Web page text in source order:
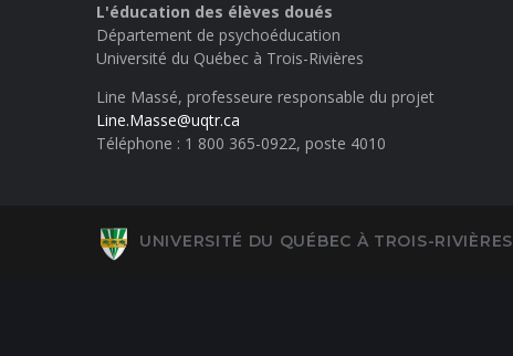
L'éducation des élèves doués
Département de psychoéducation
Université du Québec à Trois-Rivières
Line Massé, professeure responsable du projet
Line.Masse@uqtr.ca
Téléphone : 1 800 365-0922, poste 4010
UNIVERSITÉ DU QUÉBEC À TROIS-RIVIÈRES